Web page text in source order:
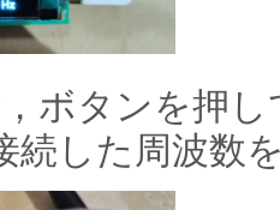
ボタンを押し
続した周波数